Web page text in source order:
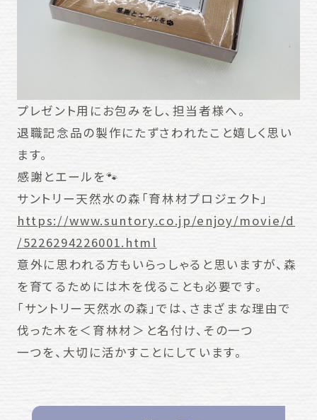
プレゼント用にお包みをし、担当者様へ。
退職記念品の製作にたずさわれたこと嬉しく思い
ます。
感謝とエールを🐾
サントリー天然水の森「育林材プロジェクト」
https://www.suntory.co.jp/enjoy/movie/d
/5226294226001.html
意外に思われる方もいらっしゃると思いますが、森
を育てるためには木を伐ることも必要です。
「サントリー天然水の森」では、さまざまな理由で
伐った木を＜育林材＞と名付け、その一つ
一つを、大切に活かすことにしています。